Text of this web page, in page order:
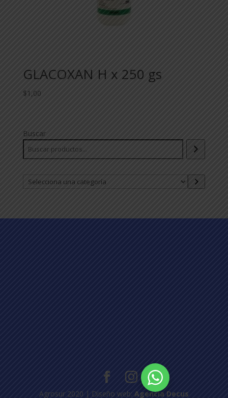
GLACOXAN H x 250 gs
$1,00
Buscar
Selecciona
una
Agrosur 2020 | Diseño web: Agencia Decus